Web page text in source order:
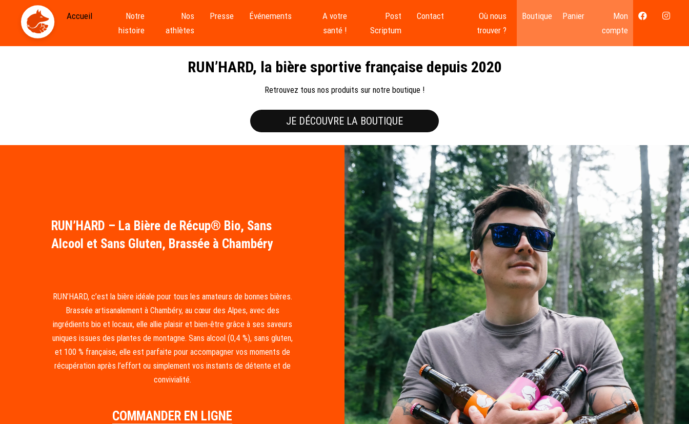
Accueil
Notre
histoire
Nos
athlètes
Presse Événements
A votre
santé !
Post
Scriptum
Contact
Où nous
trouver ?
Boutique Panier
Mon
compte
RUN’HARD, la bière sportive française depuis 2020
Retrouvez tous nos produits sur notre boutique !
JE DÉCOUVRE LA BOUTIQUE
RUN’HARD – La Bière de Récup® Bio, Sans
Alcool et Sans Gluten, Brassée à Chambéry
RUN’HARD, c’est la bière idéale pour tous les amateurs de bonnes bières.
Brassée artisanalement à Chambéry, au cœur des Alpes, avec des
ingrédients bio et locaux, elle allie plaisir et bien-être grâce à ses saveurs
uniques issues des plantes de montagne. Sans alcool (0,4 %), sans gluten,
et 100 % française, elle est parfaite pour accompagner vos moments de
récupération après l’effort ou simplement vos instants de détente et de
convivialité.
COMMANDER EN LIGNE